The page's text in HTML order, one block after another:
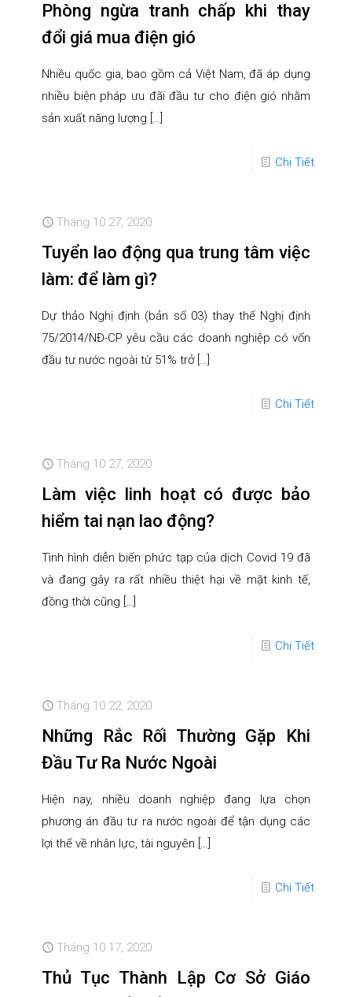
Phòng ngừa tranh chấp khi thay
đổi giá mua điện gió
Nhiều quốc gia, bao gồm cả Việt Nam, đã áp dụng
nhiều biện pháp ưu đãi đầu tư cho điện gió nhằm
sản xuất năng lượng […]
Chi Tiết
Tháng 10 27, 2020
Tuyển lao động qua trung tâm việc
làm: để làm gì?
Dự thảo Nghị định (bản số 03) thay thế Nghị định
75/2014/NĐ-CP yêu cầu các doanh nghiệp có vốn
đầu tư nước ngoài từ 51% trở[…]
Chi Tiết
Tháng 10 27, 2020
Làm việc linh hoạt có được bảo
hiểm tai nạn lao động?
Tình hình diễn biến phức tạp của dịch Covid 19 đã
và đang gây ra rất nhiều thiệt hại về mặt kinh tế,
đồng thời cũng […]
Chi Tiết
Tháng 10 22, 2020
Những Rắc Rối Thường Gặp Khi
Đầu Tư Ra Nước Ngoài
Hiện nay, nhiều doanh nghiệp đang lựa chọn
phương án đầu tư ra nước ngoài để tận dụng các
lợi thế về nhân lực, tài nguyên […]
Chi Tiết
Tháng 10 17, 2020
Thủ Tục Thành Lập Cơ Sở Giáo